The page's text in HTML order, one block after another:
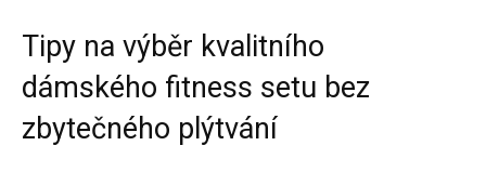
Tipy na výběr kvalitního
dámského fitness setu bez
zbytečného plýtvání